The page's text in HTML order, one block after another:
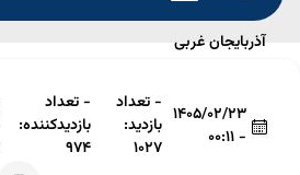
صفحه اصلی
آذربایجان غربی
1405/02/23
- 00:11
- تعداد
بازدید:
1027
- تعداد
بازدیدکننده:
974